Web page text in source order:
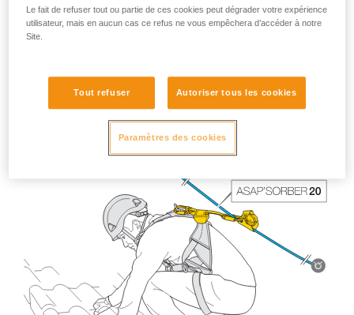
La longueur de l’ASAP’SORBER 40 offre au travailleur plus
Le fait de refuser tout ou partie de ces cookies peut dégrader votre expérience
utilisateur, mais en aucun cas ce refus ne vous empêchera d’accéder à notre
Site.
Tout refuser Autoriser tous les cookies
Paramètres des cookies